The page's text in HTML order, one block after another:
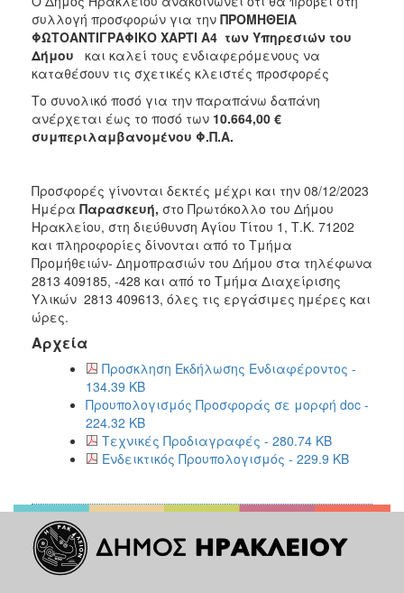
2020
2019
2018
2017
2016
ΔΗΜΟΤΗΣ
ΕΠΙΣΚΕΠΤΗΣ
ΗΡΑΚΛΕΙΟ
συλλογή προσφορών για την ΠΡΟΜΗΘΕΙΑ
ΦΩΤΟΑΝΤΙΓΡΑΦΙΚΟ ΧΑΡΤΙ Α4 των Υπηρεσιών του
Δήμου
και καλεί τους ενδιαφερόμενους να
καταθέσουν τις σχετικές κλειστές προσφορές
Το συνολικό ποσό για την παραπάνω δαπάνη
ανέρχεται έως το ποσό των 10.664,00 €
συμπεριλαμβανομένου Φ.Π.Α.
Προσφορές γίνονται δεκτές μέχρι και την 08/12/2023
Ημέρα Παρασκευή, στο Πρωτόκολλο του Δήμου
Ηρακλείου, στη διεύθυνση Αγίου Τίτου 1, Τ.Κ. 71202
και πληροφορίες δίνονται από το Τμήμα
Προμήθειών- Δημοπρασιών του Δήμου στα τηλέφωνα
2813 409185, -428 και από το Τμήμα Διαχείρισης
Υλικών 2813 409613, όλες τις εργάσιμες ημέρες και
ώρες.
Αρχεία
Προσκληση Εκδήλωσης Ενδιαφέροντος -
134.39 KB
Προυπολογισμός Προσφοράς σε μορφή doc -
224.32 KB
Τεχνικές Προδιαγραφές - 280.74 KB
Ενδεικτικός Προυπολογισμός - 229.9 KB